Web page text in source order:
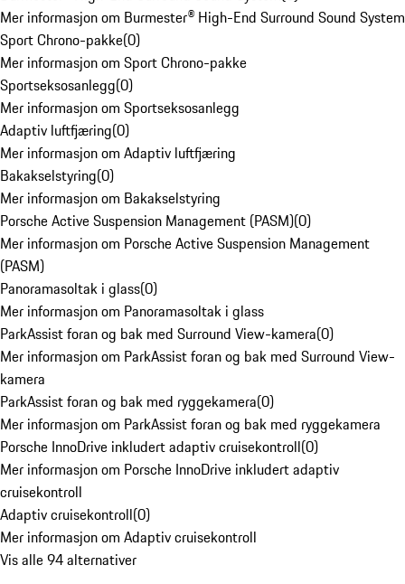
Mer informasjon om Burmester® High-End Surround Sound System
Sport Chrono-pakke(0)
Mer informasjon om Sport Chrono-pakke
Sportseksosanlegg(0)
Mer informasjon om Sportseksosanlegg
Adaptiv luftfjæring(0)
Mer informasjon om Adaptiv luftfjæring
Bakakselstyring(0)
Mer informasjon om Bakakselstyring
Porsche Active Suspension Management (PASM)(0)
Mer informasjon om Porsche Active Suspension Management
(PASM)
Panoramasoltak i glass(0)
Mer informasjon om Panoramasoltak i glass
ParkAssist foran og bak med Surround View-kamera(0)
Mer informasjon om ParkAssist foran og bak med Surround View-
kamera
ParkAssist foran og bak med ryggekamera(0)
Mer informasjon om ParkAssist foran og bak med ryggekamera
Porsche InnoDrive inkludert adaptiv cruisekontroll(0)
Mer informasjon om Porsche InnoDrive inkludert adaptiv
cruisekontroll
Adaptiv cruisekontroll(0)
Mer informasjon om Adaptiv cruisekontroll
Vis alle 94 alternativer